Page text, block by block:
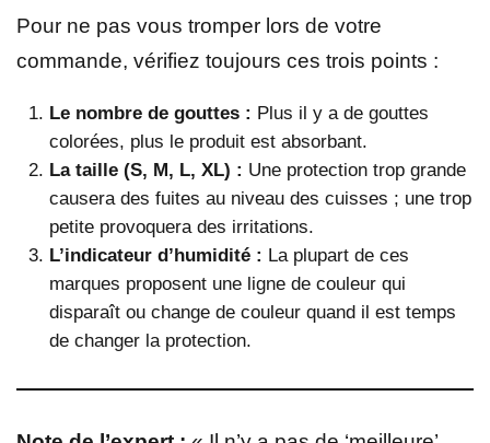
Pour ne pas vous tromper lors de votre
commande, vérifiez toujours ces trois points :
Le nombre de gouttes : Plus il y a de gouttes
colorées, plus le produit est absorbant.
La taille (S, M, L, XL) : Une protection trop grande
causera des fuites au niveau des cuisses ; une trop
petite provoquera des irritations.
L’indicateur d’humidité : La plupart de ces
marques proposent une ligne de couleur qui
disparaît ou change de couleur quand il est temps
de changer la protection.